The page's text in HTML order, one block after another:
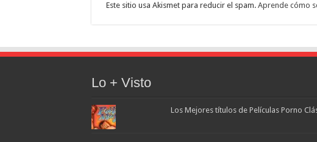
Este sitio usa Akismet para reducir el spam. Aprende cómo
Lo + Visto
Los Mejores títulos de Películas Porno